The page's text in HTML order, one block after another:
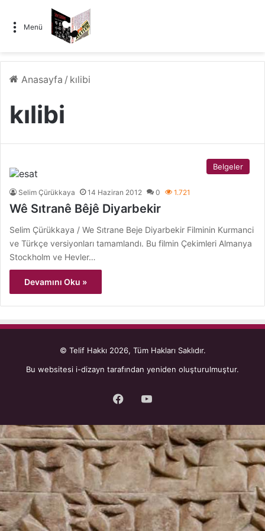
Menü
Anasayfa / kılibi
kılibi
Belgeler
Selim Çürükkaya 14 Haziran 2012 0 1.721
Wê Sıtranê Bêjê Diyarbekir
Selim Çürükkaya / We Sıtrane Beje Diyarbekir Filminin Kurmanci
ve Türkçe versiyonları tamamlandı. Bu filmin Çekimleri Almanya
Stockholm ve Hevler…
Devamını Oku »
© Telif Hakkı 2026, Tüm Hakları Saklıdır.
Bu websitesi i-dizayn tarafından yeniden oluşturulmuştur.
Facebook